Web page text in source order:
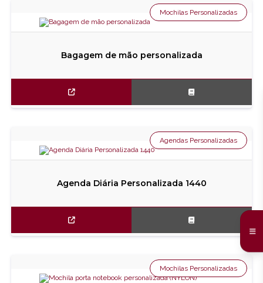
Bagagem de mão personalizada
Mochilas Personalizadas
Agenda Diária Personalizada 1440
Agendas Personalizadas
Mochilas Personalizadas